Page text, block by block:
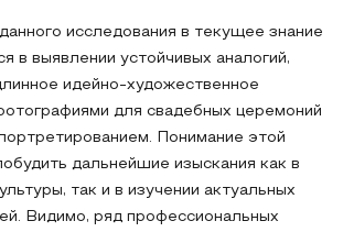
исследования в текущее знание
в выявлении устойчивых аналогий,
идейно-художественное
для свадебных церемоний
Понимание этой
дальнейшие изыскания как в
так и в изучении актуальных
Видимо, ряд профессиональных